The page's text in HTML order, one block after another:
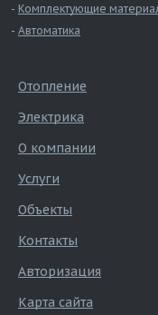
Комплектующие
Автоматика
Отопление
Электрика
О компании
Услуги
Объекты
Контакты
Авторизация
Карта сайта